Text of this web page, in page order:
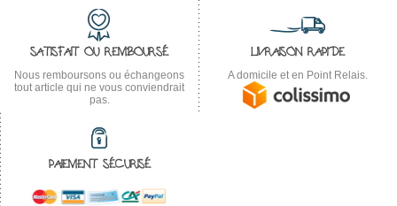
SATISFAIT OU REMBOURSÉ
Nous remboursons ou échangeons
tout article qui ne vous conviendrait
pas.
LIVRAISON RAPIDE
A domicile et en Point Relais.
PAIEMENT SÉCURISÉ